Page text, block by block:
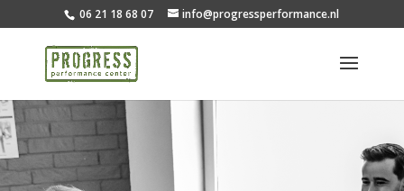
06 21 18 68 07 info@progressperformance.nl